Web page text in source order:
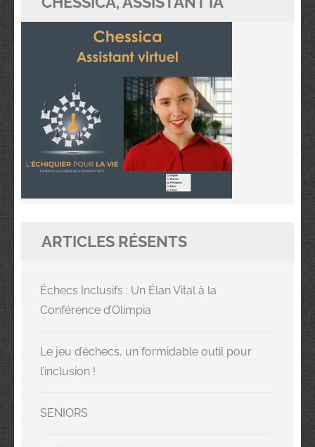
ARTICLES RÉSENTS
Échecs Inclusifs : Un Élan Vital à la
Conférence d’Olimpia
Le jeu d’échecs, un formidable outil pour
l’inclusion !
SENIORS